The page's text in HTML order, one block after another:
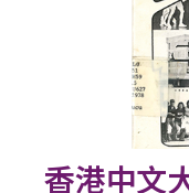
香港中文